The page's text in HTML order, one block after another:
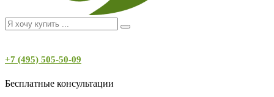
+7 (495) 505-50-09
Бесплатные консультации